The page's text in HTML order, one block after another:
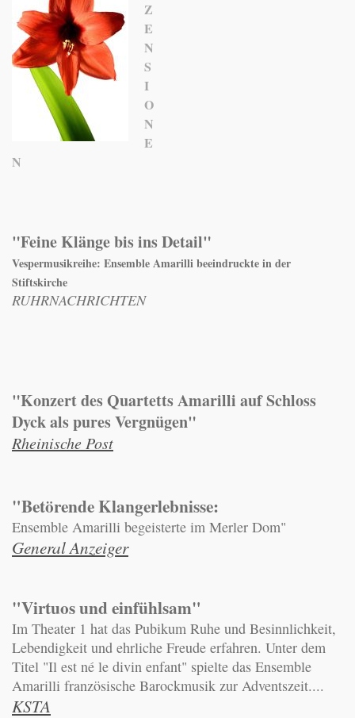
Z
E
N
S
I
O
N
E
N
"Feine Klänge bis ins Detail"
Vespermusikreihe: Ensemble Amarilli beeindruckte in der
Stiftskirche
RUHRNACHRICHTEN
"Konzert des Quartetts Amarilli auf Schloss
Dyck als pures Vergnügen"
Rheinische Post
"Betörende Klangerlebnisse:
Ensemble Amarilli begeisterte im Merler Dom"
General Anzeiger
"Virtuos und einfühlsam"
Im Theater 1 hat das Pubikum Ruhe und Besinnlichkeit,
Lebendigkeit und ehrliche Freude erfahren. Unter dem
Titel "Il est né le divin enfant" spielte das Ensemble
Amarilli französische Barockmusik zur Adventszeit....
KSTA